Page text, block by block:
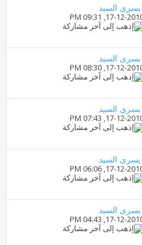
يسرى السيد
17-12-
09:31 PM
يسرى السيد
17-12-
08:30 PM
يسرى السيد
17-12-
07:43 PM
يسرى السيد
17-12-
06:06 PM
يسرى السيد
17-12-
04:43 PM